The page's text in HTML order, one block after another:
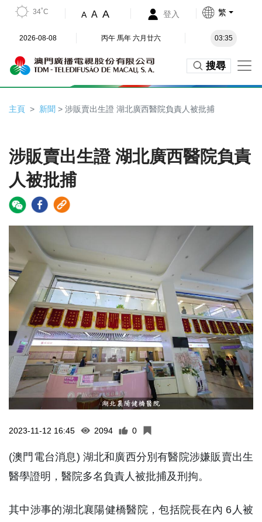
34˚C A A A 登入 繁
2026-08-08 丙午 馬年 六月廿六 03:35
搜尋
主頁 新聞 > 涉販賣出生證 湖北廣西醫院負責人被批捕
涉販賣出生證 湖北廣西醫院負責
人被批捕
2023-11-12 16:45 2094 0
(澳門電台消息) 湖北和廣西分別有醫院涉嫌販賣出生
醫學證明，醫院多名負責人被批捕及刑拘。
其中涉事的湖北襄陽健橋醫院，包括院長在內 6人被